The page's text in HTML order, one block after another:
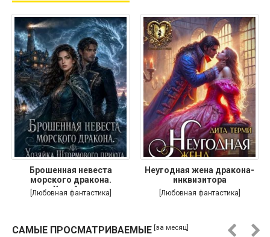
Брошенная невеста
морского дракона.
Хозяйка
[Любовная фантастика]
Неугодная жена дракона-
инквизитора
[Любовная фантастика]
САМЫЕ ПРОСМАТРИВАЕМЫЕ [за месяц]